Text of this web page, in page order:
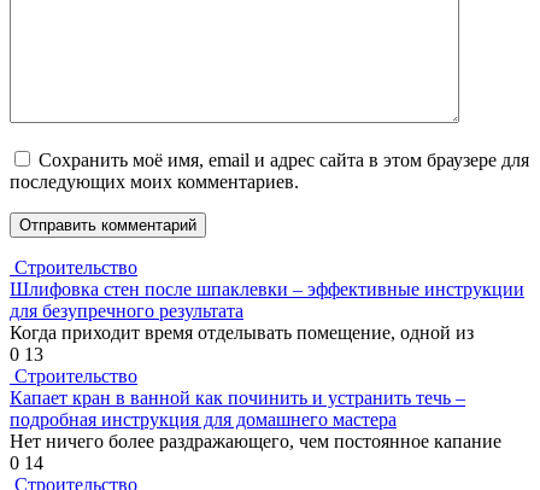
Сохранить моё имя, email и адрес сайта в этом браузере для
последующих моих комментариев.
Строительство
Шлифовка стен после шпаклевки – эффективные инструкции
для безупречного результата
Когда приходит время отделывать помещение, одной из
0 13
Строительство
Капает кран в ванной как починить и устранить течь –
подробная инструкция для домашнего мастера
Нет ничего более раздражающего, чем постоянное капание
0 14
Строительство